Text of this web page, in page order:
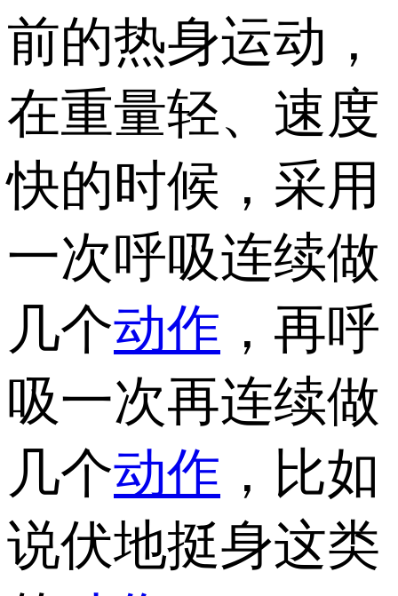
前的热身运动，
在重量轻、速度
快的时候，采用
一次呼吸连续做
几个动作 ，再呼
吸一次再连续做
几个动作 ，比如
说伏地挺身这类